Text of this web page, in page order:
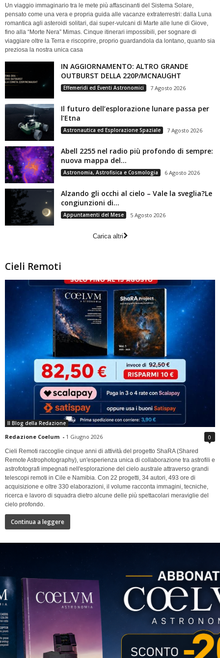
Un viaggio immaginario tra le mete più affascinanti del Sistema Solare,
pensato come una vera e propria guida alle vacanze extraterrestri: dalla Luna
romantica agli asteroidi solitari, dai super-vulcani di Marte alle lune di Giove,
fino alla “Morte Nera” Mimas. Cinque itinerari impossibili, per sognare di
viaggiare oltre la Terra e riscoprire, proprio guardandola da lontano, quanto sia
preziosa la nostra unica casa
IN AGGIORNAMENTO: ALTRO GRANDE
OUTBURST DELLA 220P/MCNAUGHT
Effemeridi ed Eventi Astronomici 7 Agosto 2026
Il futuro dell’esplorazione lunare passa per
l’Etna
Astronautica ed Esplorazione Spaziale 7 Agosto 2026
Abell 2255 nel radio più profondo di sempre:
nuova mappa del...
Astronomia, Astrofisica e Cosmologia 6 Agosto 2026
Alzando gli occhi al cielo – Vale la sveglia?Le
congiunzioni di...
Appuntamenti del Mese 5 Agosto 2026
Carica altri
Cieli Remoti
Il Blog della Redazione
Redazione Coelum - 1 Giugno 2026 0
Cieli Remoti raccoglie cinque anni di attività del progetto ShaRA (Shared
Remote Astrophotography), un'esperienza unica di collaborazione tra astrofili e
astrofotografi impegnati nell'esplorazione del cielo australe attraverso grandi
telescopi remoti in Cile e Namibia. Con 22 progetti, 34 autori, 493 ore di
acquisizione e oltre 330 elaborazioni, il volume racconta immagini, tecniche,
ricerca e lavoro di squadra dietro alcune delle più spettacolari meraviglie del
cielo profondo.
Continua a leggere